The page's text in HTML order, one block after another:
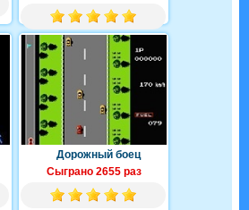
Дорожный боец
Сыграно 2655 раз